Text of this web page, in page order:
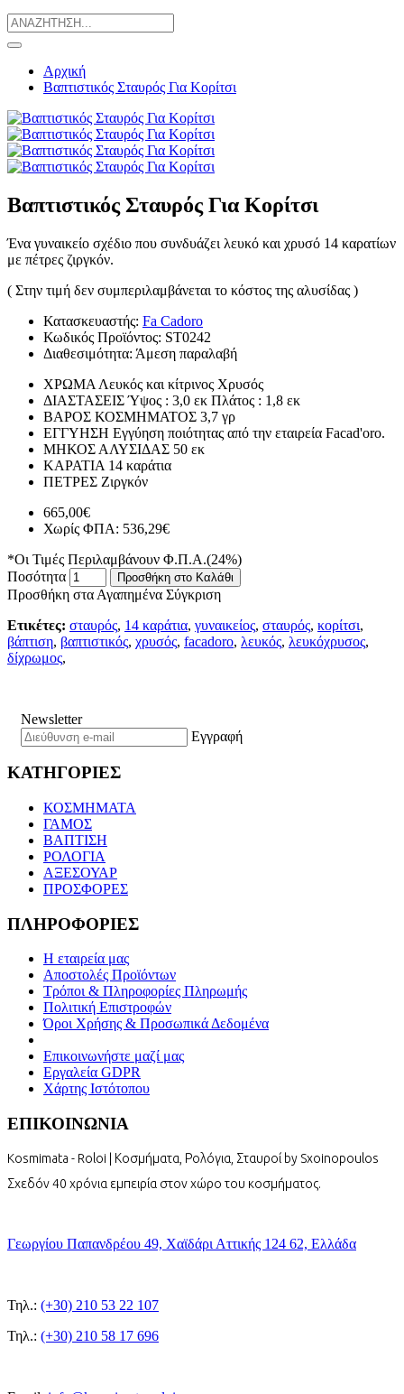
Αρχική
Βαπτιστικός Σταυρός Για Κορίτσι
Βαπτιστικός Σταυρός Για Κορίτσι
Ένα γυναικείο σχέδιο που συνδυάζει λευκό και χρυσό 14 καρατίων
με πέτρες ζιργκόν.
( Στην τιμή δεν συμπεριλαμβάνεται το κόστος της αλυσίδας )
Κατασκευαστής: Fa Cadoro
Κωδικός Προϊόντος: ST0242
Διαθεσιμότητα: Άμεση παραλαβή
ΧΡΩΜΑ Λευκός και κίτρινος Χρυσός
ΔΙΑΣΤΑΣΕΙΣ Ύψος : 3,0 εκ Πλάτος : 1,8 εκ
ΒΑΡΟΣ ΚΟΣΜΗΜΑΤΟΣ 3,7 γρ
ΕΓΓΥΗΣΗ Εγγύηση ποιότητας από την εταιρεία Facad'oro.
ΜΗΚΟΣ ΑΛΥΣΙΔΑΣ 50 εκ
ΚΑΡΑΤΙΑ 14 καράτια
ΠΕΤΡΕΣ Ζιργκόν
665,00€
Χωρίς ΦΠΑ: 536,29€
*Οι Τιμές Περιλαμβάνουν Φ.Π.Α.(24%)
Ποσότητα
Προσθήκη στο Καλάθι
Προσθήκη στα Αγαπημένα Σύγκριση
Ετικέτες: σταυρός, 14 καράτια, γυναικείος, σταυρός, κορίτσι,
βάπτιση, βαπτιστικός, χρυσός, facadoro, λευκός, λευκόχρυσος,
δίχρωμος,
Newsletter
Εγγραφή
ΚΑΤΗΓΟΡΙΕΣ
ΚΟΣΜΗΜΑΤΑ
ΓΑΜΟΣ
ΒΑΠΤΙΣΗ
ΡΟΛΟΓΙΑ
ΑΞΕΣΟΥΑΡ
ΠΡΟΣΦΟΡΕΣ
ΠΛΗΡΟΦΟΡΙΕΣ
Η εταιρεία μας
Αποστολές Προϊόντων
Τρόποι & Πληροφορίες Πληρωμής
Πολιτική Επιστροφών
Όροι Χρήσης & Προσωπικά Δεδομένα
Επικοινωνήστε μαζί μας
Εργαλεία GDPR
Χάρτης Ιστότοπου
ΕΠΙΚΟΙΝΩΝΙΑ
Kosmimata - Roloi | Κοσμήματα, Ρολόγια, Σταυροί by Sxoinopoulos
Σχεδόν 40 χρόνια εμπειρία στον χώρο του κοσμήματος.
Γεωργίου Παπανδρέου 49, Χαϊδάρι Αττικής 124 62, Ελλάδα
Τηλ.: (+30) 210 53 22 107
Τηλ.: (+30) 210 58 17 696